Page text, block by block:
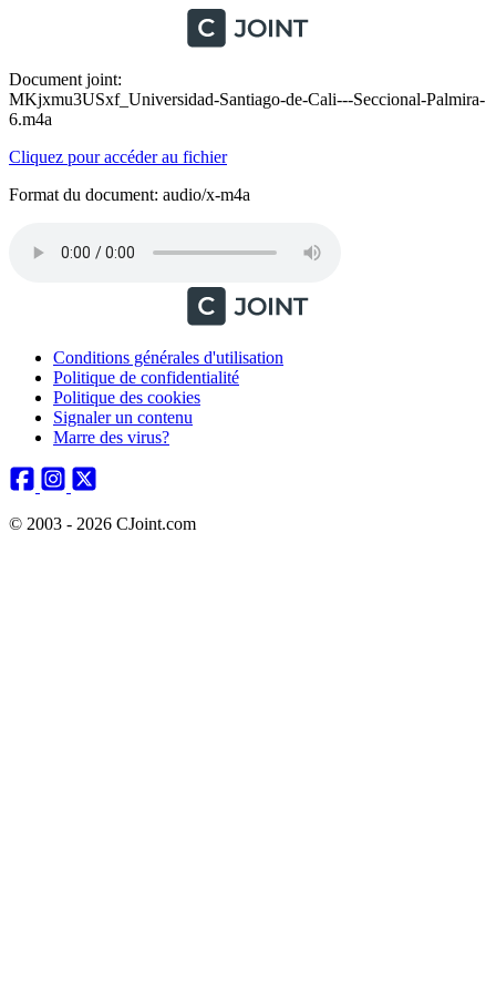
Document joint:
MKjxmu3USxf_Universidad-Santiago-de-Cali---Seccional-Palmira-
6.m4a
Cliquez pour accéder au fichier
Format du document: audio/x-m4a
Conditions générales d'utilisation
Politique de confidentialité
Politique des cookies
Signaler un contenu
Marre des virus?
© 2003 - 2026 CJoint.com